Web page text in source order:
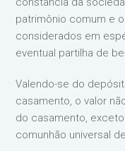
patrimônio comum e
considerados em
eventual partilha de
Valendo-se do
casamento, o valor
do casamento,
comunhão universal